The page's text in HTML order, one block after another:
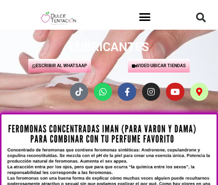
LUBRICANTES
ESCRIBIR AL WHATSAAP VIDEO UBICAR TIENDAS